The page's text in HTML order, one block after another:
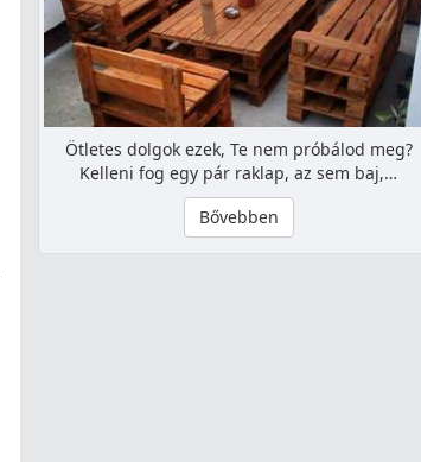
Ötletes dolgok ezek, Te nem próbálod meg?
Kelleni fog egy pár raklap, az sem baj,…
Bővebben